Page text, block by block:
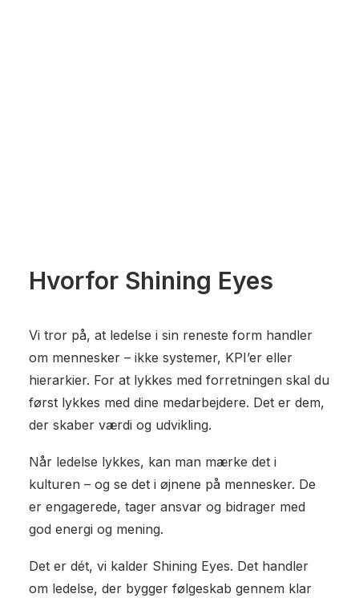
Hvorfor Shining Eyes
Vi tror på, at ledelse i sin reneste form handler
om mennesker – ikke systemer, KPI’er eller
hierarkier. For at lykkes med forretningen skal du
først lykkes med dine medarbejdere. Det er dem,
der skaber værdi og udvikling.
Når ledelse lykkes, kan man mærke det i
kulturen – og se det i øjnene på mennesker. De
er engagerede, tager ansvar og bidrager med
god energi og mening.
Det er dét, vi kalder Shining Eyes. Det handler
om ledelse, der bygger følgeskab gennem klar